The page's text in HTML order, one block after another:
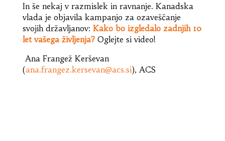
In še nekaj v razmislek in ravnanje. Kanadska
vlada je objavila kampanjo za ozaveščanje
svojih državljanov: Kako bo izgledalo zadnjih 10
let vašega življenja?Oglejte si video!
Ana Frangež Kerševan
(ana.frangez.kersevan@acs.si), ACS